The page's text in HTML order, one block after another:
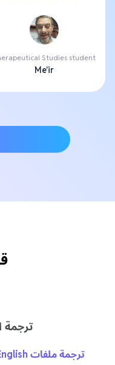
Studies student
Me'ir
ترجمة
ترجمة ملفات English الصوتية/الفيديو إلى Spanish